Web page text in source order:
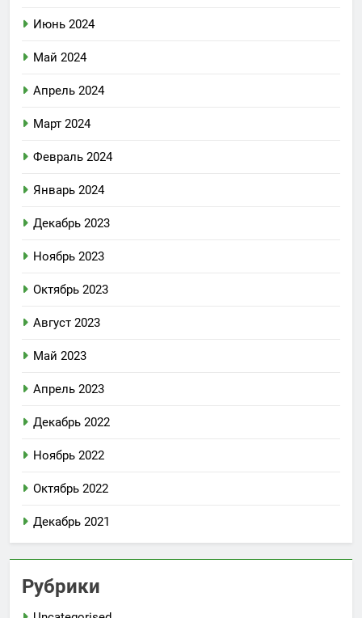
Июнь 2024
Май 2024
Апрель 2024
Март 2024
Февраль 2024
Январь 2024
Декабрь 2023
Ноябрь 2023
Октябрь 2023
Август 2023
Май 2023
Апрель 2023
Декабрь 2022
Ноябрь 2022
Октябрь 2022
Декабрь 2021
Рубрики